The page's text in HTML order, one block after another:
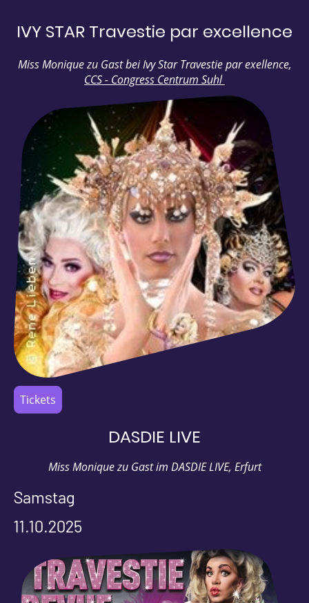
IVY STAR Travestie par excellence
Miss Monique zu Gast bei Ivy Star Travestie par exellence,
CCS - Congress Centrum Suhl
Tickets
DASDIE LIVE
Miss Monique zu Gast im DASDIE LIVE, Erfurt
Samstag
11.10.2025